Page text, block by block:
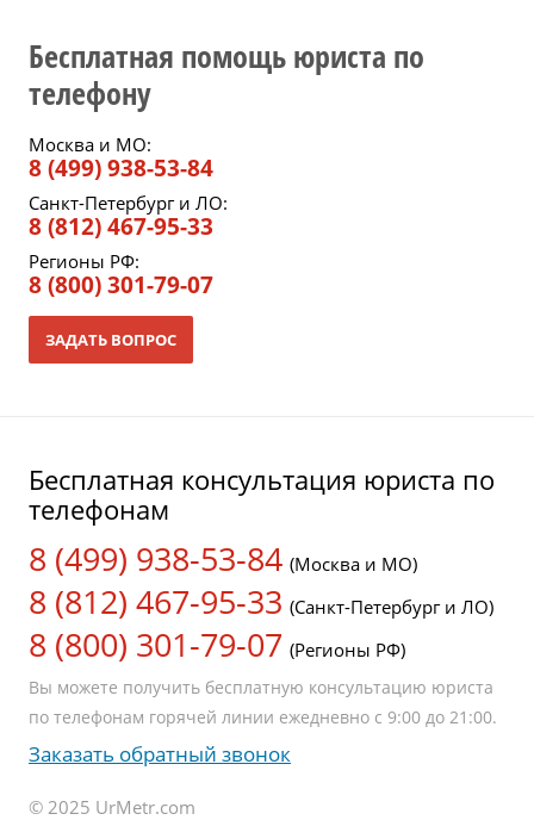
Бесплатная помощь юриста по
телефону
Москва и МО:
8 (499) 938-53-84
Санкт-Петербург и ЛО:
8 (812) 467-95-33
Регионы РФ:
8 (800) 301-79-07
ЗАДАТЬ ВОПРОС
Бесплатная консультация юриста по
телефонам
8 (499) 938-53-84 (Москва и МО)
8 (812) 467-95-33 (Санкт-Петербург и ЛО)
8 (800) 301-79-07 (Регионы РФ)
Вы можете получить бесплатную консультацию юриста
по телефонам горячей линии ежедневно с 9:00 до 21:00.
Заказать обратный звонок
© 2025 UrMetr.com